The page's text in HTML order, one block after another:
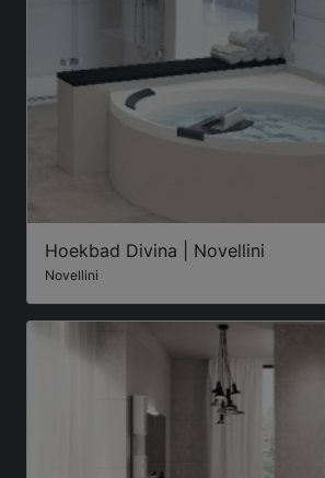
Hoekbad Divina | Novellini
Novellini